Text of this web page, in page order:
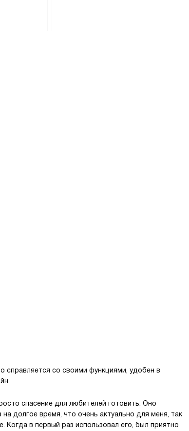
справляется со своими функциями, удобен в
спасение для любителей готовить. Оно
долгое время, что очень актуально для меня, так
Когда в первый раз использовал его, был приятно